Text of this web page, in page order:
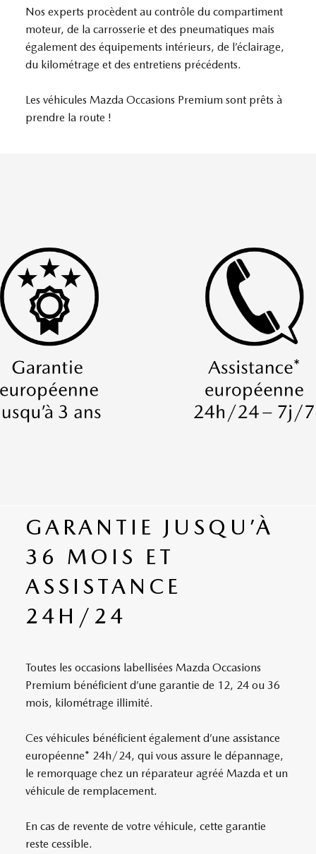
Nos experts procèdent au contrôle du compartiment
moteur, de la carrosserie et des pneumatiques mais
également des équipements intérieurs, de l’éclairage,
du kilométrage et des entretiens précédents.
Les véhicules Mazda Occasions Premium sont prêts à
prendre la route !
GARANTIE JUSQU’À
36 MOIS ET
ASSISTANCE
24H/24
Toutes les occasions labellisées Mazda Occasions
Premium bénéficient d’une garantie de 12, 24 ou 36
mois, kilométrage illimité.
Ces véhicules bénéficient également d’une assistance
européenne* 24h/24, qui vous assure le dépannage,
le remorquage chez un réparateur agréé Mazda et un
véhicule de remplacement.
En cas de revente de votre véhicule, cette garantie
reste cessible.